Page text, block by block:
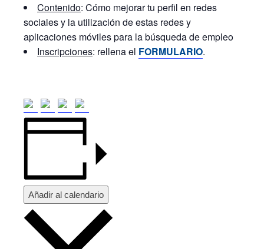
Contenido: Cómo mejorar tu perfil en redes
sociales y la utilización de estas redes y
aplicaciones móviles para la búsqueda de empleo
Inscripciones: rellena el FORMULARIO.
Añadir al calendario